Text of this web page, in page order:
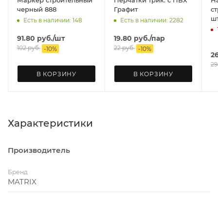
черный 888
Есть в наличии: 148
91.80 руб./шт
102руб. -10%
В КОРЗИНУ
Графит
Есть в наличии: 2282
19.80 руб./пар
22руб. -10%
В КОРЗИНУ
Характеристики
Производитель
Бренд
MATRIX